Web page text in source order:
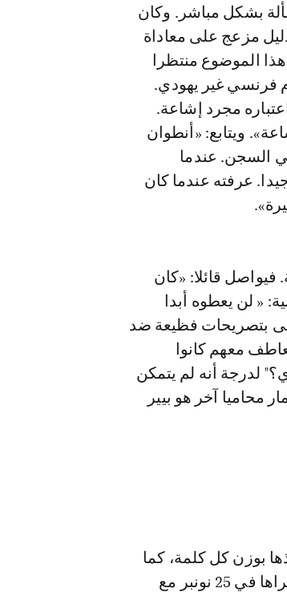
بشكل مباشر. وكان
مزعج على معاداة
الموضوع منتظرا
فرنسي غير يهودي.
مجرد إشاعة.
ويتابع: «أنطوان
السجن. عندما
عرفته عندما كان
فيواصل قائلا: «كان
« لن يعطوه أبدا
بتصريحات فظيعة ضد
معهم كانوا
لدرجة أنه لم يتمكن
محاميا آخر هو بيير
بوزن كل كلمة، كما
أوضح على قناة فرانس 2، قد تبددت في مقابلة جديدة أجراها في 25 نونبر مع